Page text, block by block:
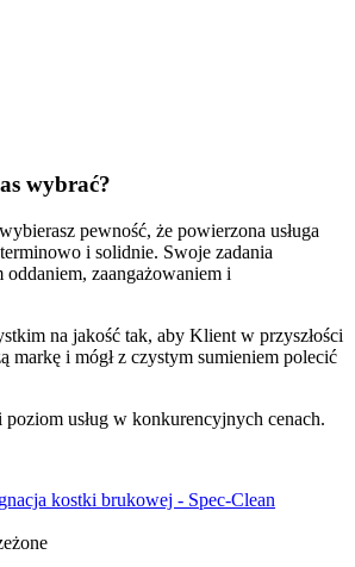
wybrać?
pewność, że powierzona usługa
i solidnie. Swoje zadania
zaangażowaniem i
na jakość tak, aby Klient w przyszłości
markę i mógł z czystym sumieniem polecić
usług w konkurencyjnych cenach.
kostki brukowej - Spec-Clean